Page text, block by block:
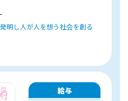
明し人が人を想う社会を創る
給与